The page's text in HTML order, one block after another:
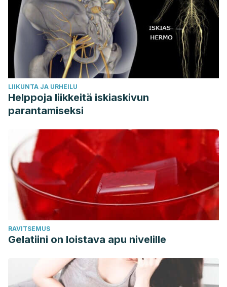
LIIKUNTA JA URHEILU
Helppoja liikkeitä iskiaskivun
parantamiseksi
RAVITSEMUS
Gelatiini on loistava apu nivelille